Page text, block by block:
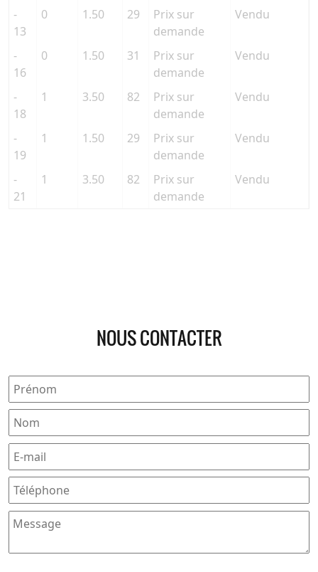
-
13
0 1.50 29
Prix sur
demande
Vendu
-
16
0 1.50 31
Prix sur
demande
Vendu
-
18
1 3.50 82
Prix sur
demande
Vendu
-
19
1 1.50 29
Prix sur
demande
Vendu
-
21
1 3.50 82
Prix sur
demande
Vendu
NOUS CONTACTER